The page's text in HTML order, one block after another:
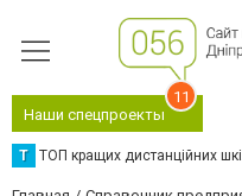
Наши спецпроекты
11
Т ТОП кращих дистанційних